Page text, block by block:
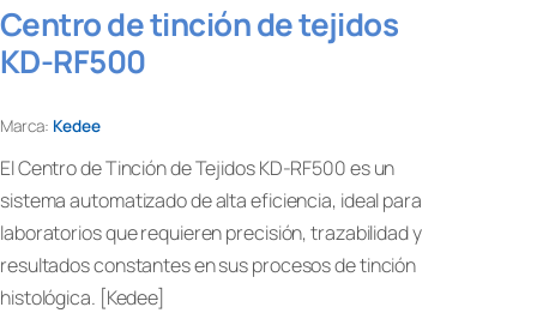
Centro de tinción de tejidos
KD-RF500
Marca: Kedee
El Centro de Tinción de Tejidos KD-RF500 es un
sistema automatizado de alta eficiencia, ideal para
laboratorios que requieren precisión, trazabilidad y
resultados constantes en sus procesos de tinción
histológica. [Kedee]